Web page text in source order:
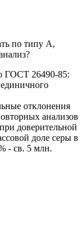
по типу А,
ГОСТ 26490-85:
отклонения
анализов
доверительной
доле серы в
- св. 5 млн.